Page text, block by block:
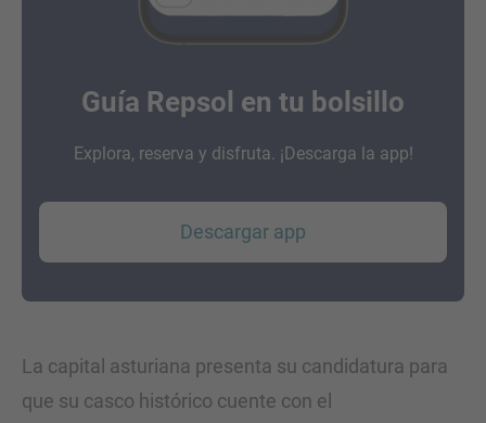
Guía Repsol en tu bolsillo
Explora, reserva y disfruta. ¡Descarga la app!
Descargar app
La capital asturiana presenta su candidatura para
que su casco histórico cuente con el